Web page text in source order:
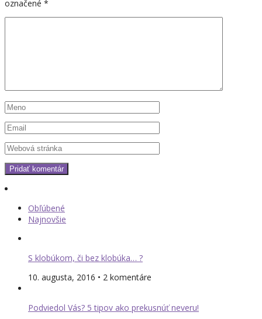
označené *
Obľúbené
Najnovšie
S klobúkom, či bez klobúka… ?
10. augusta, 2016 • 2 komentáre
Podviedol Vás? 5 tipov ako prekusnúť neveru!